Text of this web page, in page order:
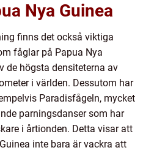
Nya Guinea
finns det också viktiga
fåglar på Papua Nya
de högsta densiteterna av
i världen. Dessutom har
Paradisfågeln, mycket
parningsdanser som har
i årtionden. Detta visar att
inte bara är vackra att